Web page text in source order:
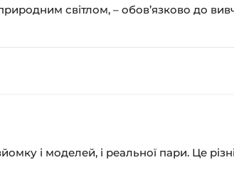
світлом, – обов’язково до
і моделей, і реальної пари. Це